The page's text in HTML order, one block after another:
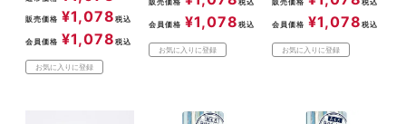
販売価格 ¥1,078 税込
会員価格 ¥1,078 税込
お気に入りに登録
会員価格 ¥1,078 税込
お気に入りに登録
会員価格 ¥1,078 税込
お気に入りに登録